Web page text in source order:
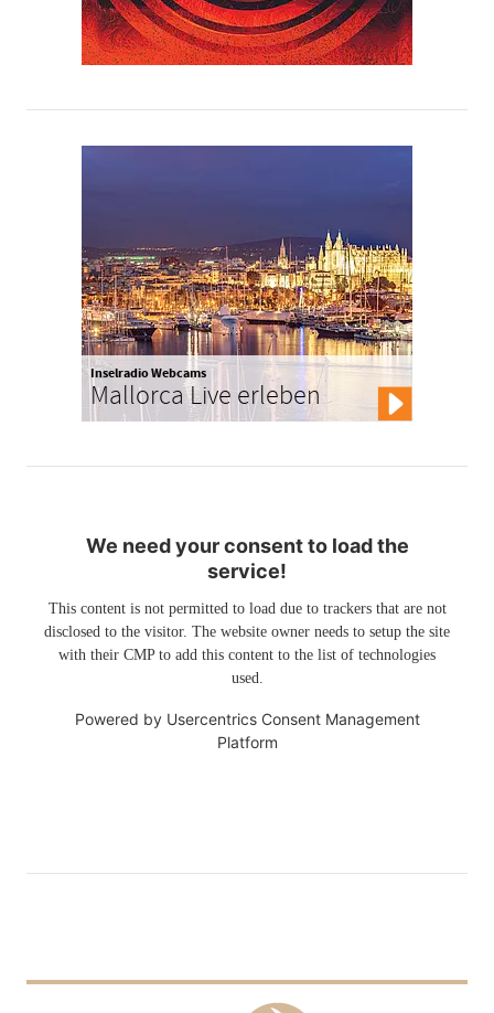
Inselradio Webcams
Mallorca Live erleben
We need your consent to load the
service!
This content is not permitted to load due to trackers that are not
disclosed to the visitor. The website owner needs to setup the site
with their CMP to add this content to the list of technologies
used.
Powered by Usercentrics Consent Management
Platform